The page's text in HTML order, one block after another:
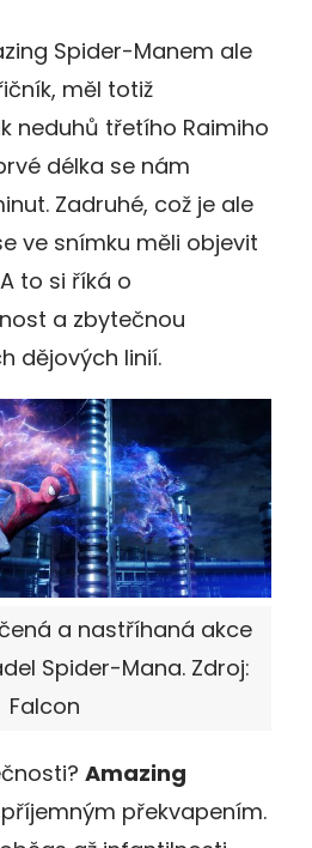
Spider-Manem ale
měl totiž
neduhů třetího Raimiho
délka se nám
Zadruhé, což je ale
ve snímku měli objevit
to si říká o
a zbytečnou
dějových linií.
a nastříhaná akce
Spider-Mana. Zdroj:
Falcon
Amazing
překvapením.